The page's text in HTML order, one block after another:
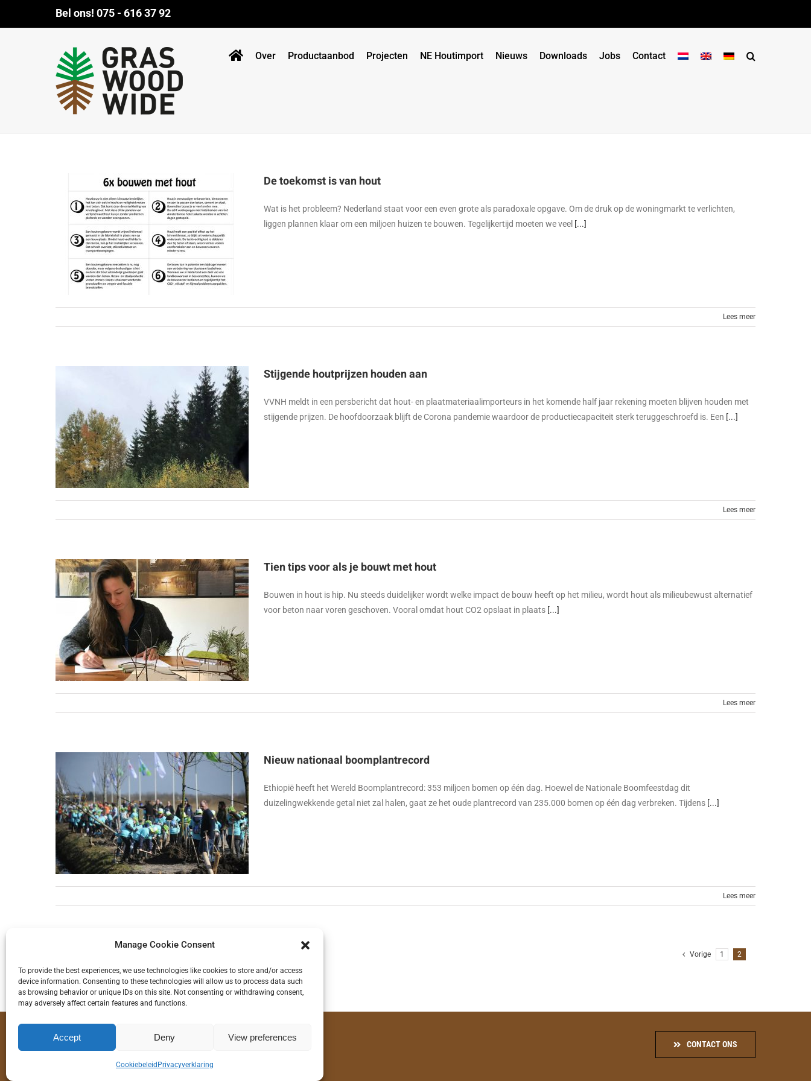
Manage Cookie Consent
To provide the best experiences, we use technologies like cookies to store and/or access
device information. Consenting to these technologies will allow us to process data such
as browsing behavior or unique IDs on this site. Not consenting or withdrawing consent,
may adversely affect certain features and functions.
Accept Deny View preferences
Cookiebeleid Privacyverklaring
Bel ons! 075 - 616 37 92
Over Productaanbod Projecten NE Houtimport Nieuws Downloads Jobs Contact
De toekomst is van hout
Wat is het probleem? Nederland staat voor een even grote als paradoxale opgave. Om de druk op de woningmarkt te verlichten,
liggen plannen klaar om een miljoen huizen te bouwen. Tegelijkertijd moeten we veel [...]
Lees meer
Stijgende houtprijzen houden aan
VVNH meldt in een persbericht dat hout- en plaatmateriaalimporteurs in het komende half jaar rekening moeten blijven houden met
stijgende prijzen. De hoofdoorzaak blijft de Corona pandemie waardoor de productiecapaciteit sterk teruggeschroefd is. Een [...]
Lees meer
Tien tips voor als je bouwt met hout
Bouwen in hout is hip. Nu steeds duidelijker wordt welke impact de bouw heeft op het milieu, wordt hout als milieubewust alternatief
voor beton naar voren geschoven. Vooral omdat hout CO2 opslaat in plaats [...]
Lees meer
Nieuw nationaal boomplantrecord
Ethiopië heeft het Wereld Boomplantrecord: 353 miljoen bomen op één dag. Hoewel de Nationale Boomfeestdag dit
duizelingwekkende getal niet zal halen, gaat ze het oude plantrecord van 235.000 bomen op één dag verbreken. Tijdens [...]
Lees meer
Vorige 1 2
Gras Wood Wide BV
Symon Spiersweg 10 - 1506 RZ - Zaandam
Postbus 1110 - 1500 AC - Zaandam
CONTACT ONS